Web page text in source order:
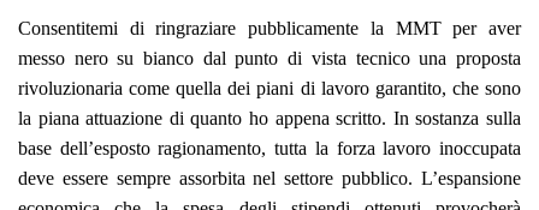
Consentitemi di ringraziare pubblicamente la MMT per aver
messo nero su bianco dal punto di vista tecnico una proposta
rivoluzionaria come quella dei piani di lavoro garantito, che sono
la piana attuazione di quanto ho appena scritto. In sostanza sulla
base dell’esposto ragionamento, tutta la forza lavoro inoccupata
deve essere sempre assorbita nel settore pubblico. L’espansione